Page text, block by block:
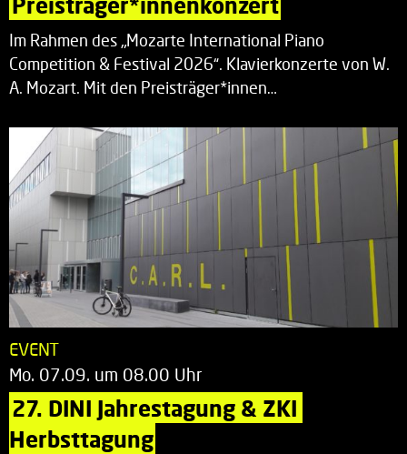
Im Rahmen des „Mozarte International Piano
Competition & Festival 2026“. Klavierkonzerte von W.
A. Mozart. Mit den Preisträger*innen…
EVENT
Mo. 07.09. um 08.00 Uhr
27. DINI Jahrestagung & ZKI
Herbsttagung